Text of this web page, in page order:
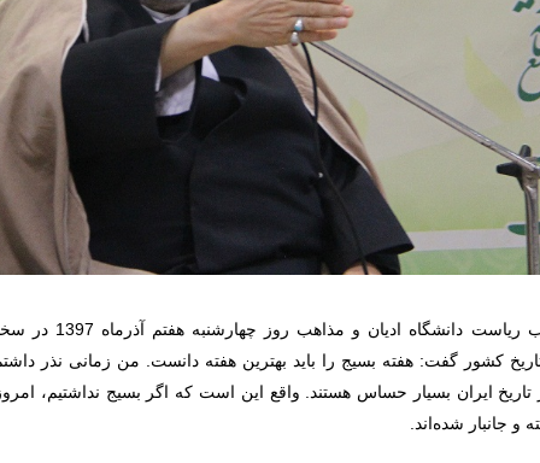
حجت‌الاسلام
تاریخ کشور گفت: هفته بسیج را باید بهترین هفته دانست. من زمانی نذر
و جانبار شده‌اند.